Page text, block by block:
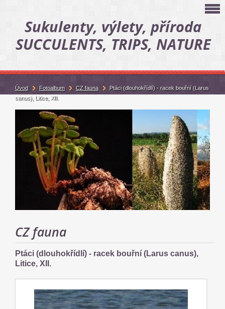
Sukulenty, výlety, příroda
SUCCULENTS, TRIPS, NATURE
CZ fauna
Ptáci (dlouhokřídlí) - racek bouřní (Larus canus),
Litice, XII.
Úvod Fotoalbum CZ fauna
Ptáci (dlouhokřídlí) - racek bouřní (Larus
canus), Litice, XII.